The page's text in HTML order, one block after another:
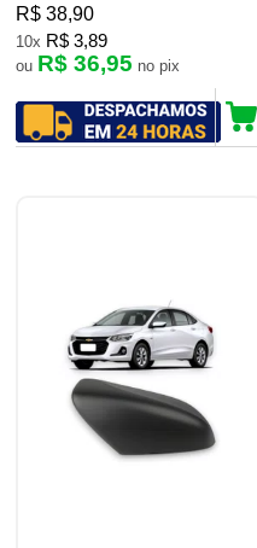
R$ 38,90
10x R$ 3,89
ou R$ 36,95 no pix